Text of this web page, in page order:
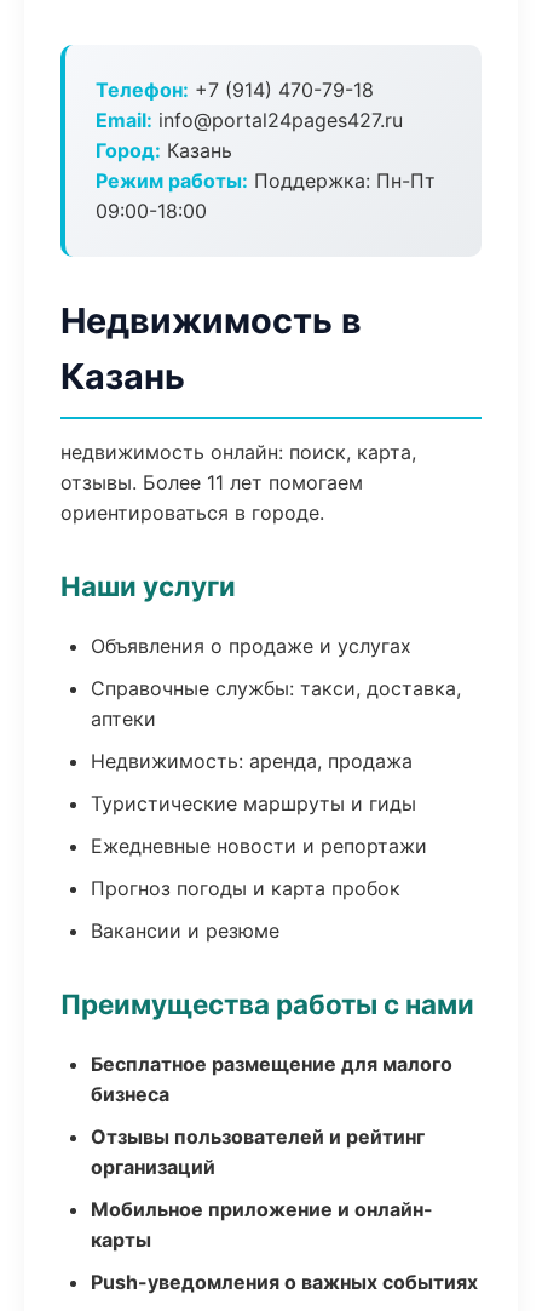
Телефон: +7 (914) 470-79-18
Email: info@portal24pages427.ru
Город: Казань
Режим работы: Поддержка: Пн-Пт
09:00-18:00
Недвижимость в
Казань
недвижимость онлайн: поиск, карта,
отзывы. Более 11 лет помогаем
ориентироваться в городе.
Наши услуги
Объявления о продаже и услугах
Справочные службы: такси, доставка,
аптеки
Недвижимость: аренда, продажа
Туристические маршруты и гиды
Ежедневные новости и репортажи
Прогноз погоды и карта пробок
Вакансии и резюме
Преимущества работы с нами
Бесплатное размещение для малого
бизнеса
Отзывы пользователей и рейтинг
организаций
Мобильное приложение и онлайн-
карты
Push-уведомления о важных событиях